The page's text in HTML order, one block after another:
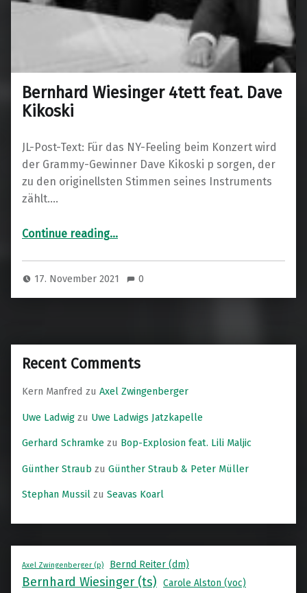
Bernhard Wiesinger 4tett feat. Dave
Kikoski
JL-Post-Text: Für das NY-Feeling beim Konzert wird
der Grammy-Gewinner Dave Kikoski p sorgen, der
zu den originellsten Stimmen seines Instruments
zählt.…
Continue reading“Bernhard Wiesinger 4tett feat. Dave Kikoski”
…
17. November 2021 0
Recent Comments
Kern Manfred zu Axel Zwingenberger
Uwe Ladwig zu Uwe Ladwigs Jatzkapelle
Gerhard Schramke zu Bop-Explosion feat. Lili Maljic
Günther Straub zu Günther Straub & Peter Müller
Stephan Mussil zu Seavas Koarl
Axel Zwingenberger (p) Bernd Reiter (dm)
Bernhard Wiesinger (ts) Carole Alston (voc)